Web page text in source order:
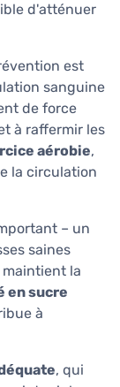
d'atténuer
est
sanguine
de force
à raffermir les
aérobie,
la circulation
– un
saines
la
en sucre
à
, qui